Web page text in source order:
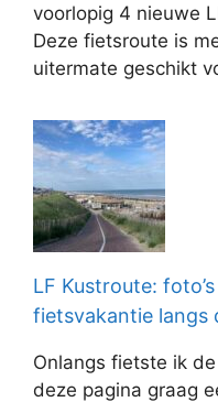
voorlopig 4 nieuwe
Deze fietsroute is
uitermate geschikt
LF Kustroute:
fietsvakantie langs
Onlangs fietste ik
deze pagina graag